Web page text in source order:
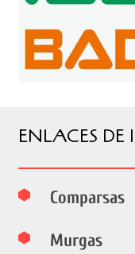
ENLACES DE
Comparsas
Murgas